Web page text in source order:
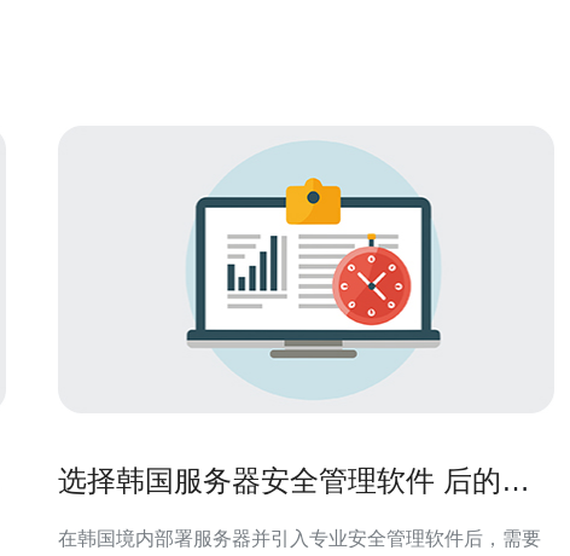
选择韩国服务器安全管理软件 后的应
在韩国境内部署服务器并引入专业安全管理软件后，需要